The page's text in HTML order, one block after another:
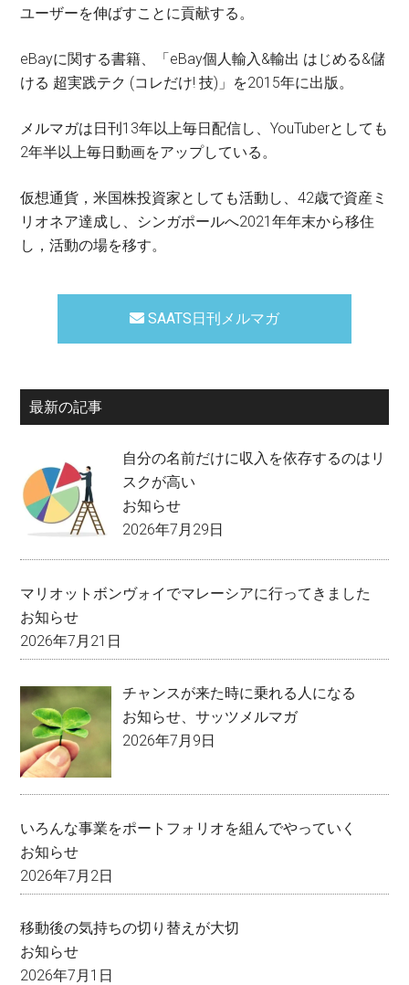
ユーザーを伸ばすことに貢献する。
eBayに関する書籍、「eBay個人輸入&輸出 はじめる&儲
ける 超実践テク (コレだけ! 技)」を2015年に出版。
メルマガは日刊13年以上毎日配信し、YouTuberとしても
2年半以上毎日動画をアップしている。
仮想通貨，米国株投資家としても活動し、42歳で資産ミ
リオネア達成し、シンガポールへ2021年年末から移住
し，活動の場を移す。
SAATS日刊メルマガ
最新の記事
自分の名前だけに収入を依存するのはリ
スクが高い
お知らせ
2026年7月29日
マリオットボンヴォイでマレーシアに行ってきました
お知らせ
2026年7月21日
チャンスが来た時に乗れる人になる
お知らせ、サッツメルマガ
2026年7月9日
いろんな事業をポートフォリオを組んでやっていく
お知らせ
2026年7月2日
移動後の気持ちの切り替えが大切
お知らせ
2026年7月1日